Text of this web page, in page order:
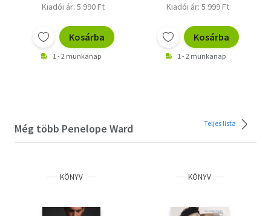
Kiadói ár: 5 990 Ft
Kosárba
1 - 2 munkanap
Kiadói ár: 5 999 Ft
Kosárba
1 - 2 munkanap
Még több Penelope Ward Teljes lista
KÖNYV KÖNYV